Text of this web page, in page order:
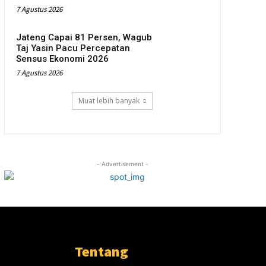
7 Agustus 2026
Jateng Capai 81 Persen, Wagub
Taj Yasin Pacu Percepatan
Sensus Ekonomi 2026
7 Agustus 2026
Muat lebih banyak
- Advertisement -
Tentang